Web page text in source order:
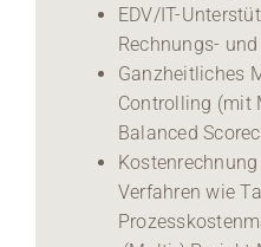
EDV/IT-
Rechnungs-
Ganzheitliches
Controlling (mit
Balanced
Verfahren wie